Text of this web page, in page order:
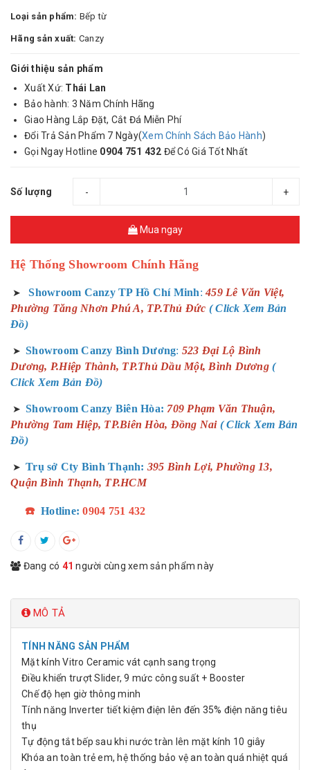
Loại sản phẩm: Bếp từ
Hãng sản xuất: Canzy
Giới thiệu sản phẩm
Xuất Xứ: Thái Lan
Bảo hành: 3 Năm Chính Hãng
Giao Hàng Lắp Đặt, Cắt Đá Miễn Phí
Đổi Trả Sản Phẩm 7 Ngày(Xem Chính Sách Bảo Hành)
Gọi Ngay Hotline 0904 751 432 Để Có Giá Tốt Nhất
Số lượng - +
Mua ngay
Hệ Thống Showroom Chính Hãng
➤ Showroom Canzy TP Hồ Chí Minh: 459 Lê Văn Việt,
Phường Tăng Nhơn Phú A, TP.Thủ Đức ( Click Xem Bản
Đồ)
➤ Showroom Canzy Bình Dương: 523 Đại Lộ Bình
Dương, P.Hiệp Thành, TP.Thủ Dầu Một, Bình Dương (
Click Xem Bản Đồ)
➤ Showroom Canzy Biên Hòa: 709 Phạm Văn Thuận,
Phường Tam Hiệp, TP.Biên Hòa, Đồng Nai ( Click Xem Bản
Đồ)
➤ Trụ sở Cty Bình Thạnh: 395 Bình Lợi, Phường 13,
Quận Bình Thạnh, TP.HCM
☎️ Hotline: 0904 751 432
Đang có 41 người cùng xem sản phẩm này
MÔ TẢ
TÍNH NĂNG SẢN PHẨM
Mặt kính Vitro Ceramic vát cạnh sang trọng
Điều khiển trượt Slider, 9 mức công suất + Booster
Chế độ hẹn giờ thông minh
Tính năng Inverter tiết kiệm điện lên đến 35% điện năng tiêu
thụ
Tự động tắt bếp sau khi nước tràn lên mặt kính 10 giây
Khóa an toàn trẻ em, hệ thống bảo vệ an toàn quá nhiệt quá